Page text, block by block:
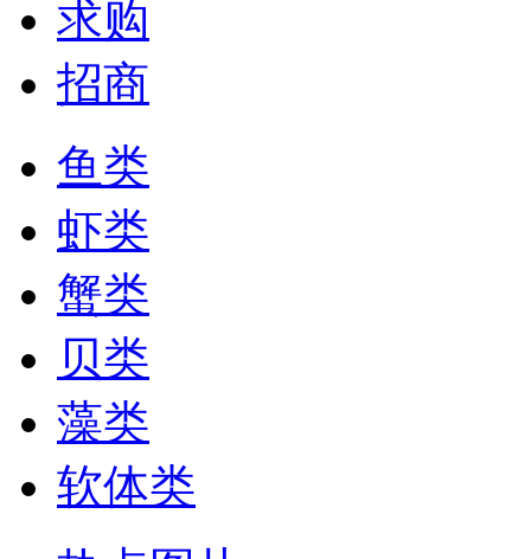
求购
招商
鱼类
虾类
蟹类
贝类
藻类
软体类